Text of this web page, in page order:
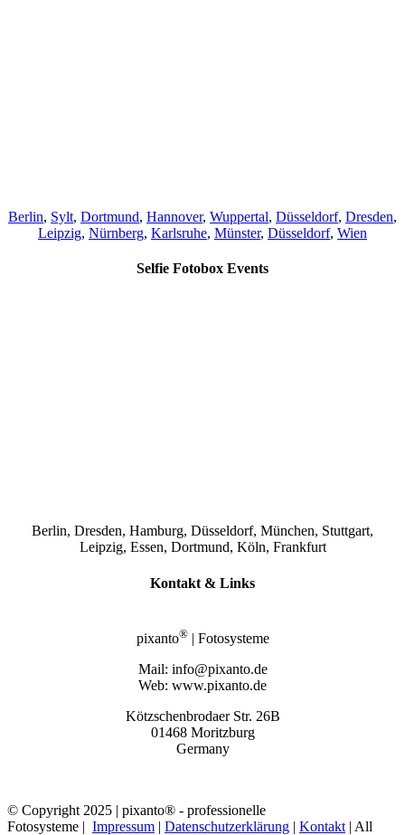
Berlin, Sylt, Dortmund, Hannover, Wuppertal, Düsseldorf, Dresden,
Leipzig, Nürnberg, Karlsruhe, Münster, Düsseldorf, Wien
Selfie Fotobox Events
Berlin, Dresden, Hamburg, Düsseldorf, München, Stuttgart,
Leipzig, Essen, Dortmund, Köln, Frankfurt
Kontakt & Links
pixanto®| Fotosysteme
Mail: info@pixanto.de
Web: www.pixanto.de
Kötzschenbrodaer Str. 26B
01468 Moritzburg
Germany
© Copyright 2025 | pixanto® - professionelle
Fotosysteme | Impressum | Datenschutzerklärung | Kontakt | All